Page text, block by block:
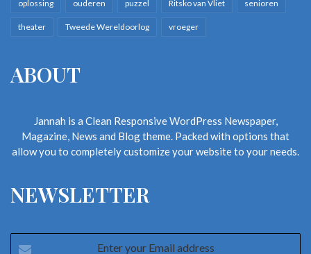
oplossing ouderen puzzel Ritsko van Vliet senioren
theater Tweede Wereldoorlog vroeger
ABOUT
Jannah is a Clean Responsive WordPress Newspaper,
Magazine, News and Blog theme. Packed with options that
allow you to completely customize your website to your needs.
NEWSLETTER